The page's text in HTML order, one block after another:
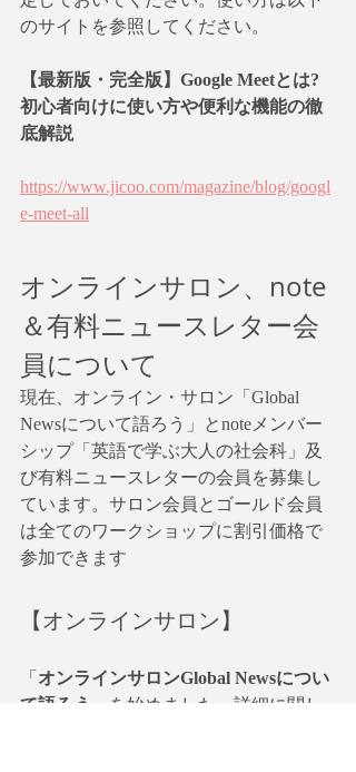
のサイトを参照してください。
【最新版・完全版】Google Meetとは?
初心者向けに使い方や便利な機能の徹
底解説
https://www.jicoo.com/magazine/blog/googl
e-meet-all
オンラインサロン、note
＆有料ニュースレター会
員について
現在、オンライン・サロン「Global
Newsについて語ろう」とnoteメンバー
シップ「英語で学ぶ大人の社会科」及
び有料ニュースレターの会員を募集し
ています。サロン会員とゴールド会員
は全てのワークショップに割引価格で
参加できます
【オンラインサロン】
「 オンラインサロンGlobal Newsについ
て語ろう
」を始めました。詳細に関し